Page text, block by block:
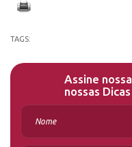
TAGS:
Assine
nossas